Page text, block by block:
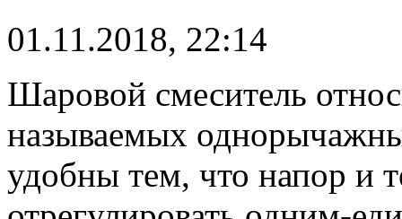
01.11.2018, 22:14
Шаровой смеситель
называемых
удобны тем, что напор и